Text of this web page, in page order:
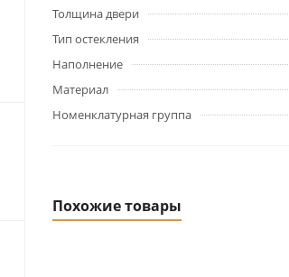
Толщина двери
Тип остекления
Наполнение
Материал
Номенклатурная группа
Похожие товары